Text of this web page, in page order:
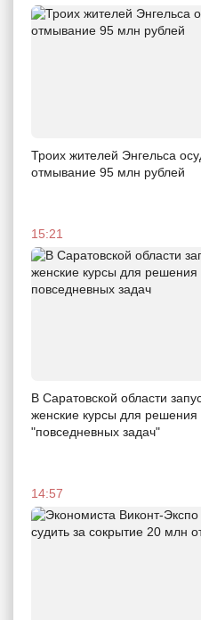
Троих жителей Энгельса
отмывание 95 млн рублей
15:21
В Саратовской области
женские курсы для решения
"повседневных задач"
14:57